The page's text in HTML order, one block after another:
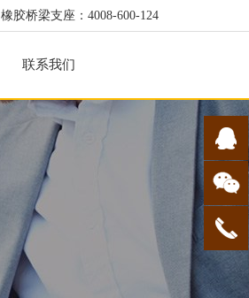
橡胶桥梁支座：4008-600-124
联系我们